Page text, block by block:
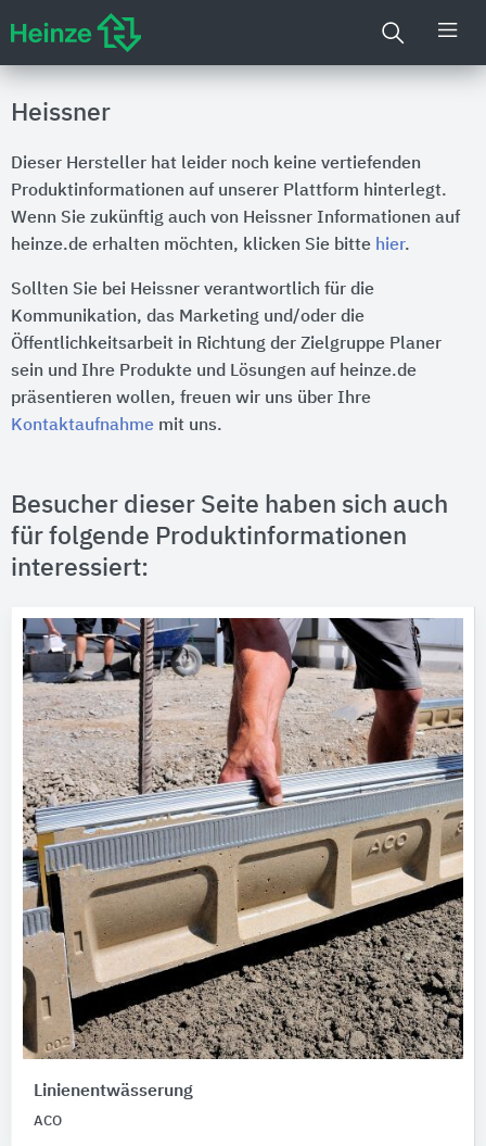
Heissner
Dieser Hersteller hat leider noch keine vertiefenden
Produktinformationen auf unserer Plattform hinterlegt.
Wenn Sie zukünftig auch von Heissner Informationen auf
heinze.de erhalten möchten, klicken Sie bitte hier.
Sollten Sie bei Heissner verantwortlich für die
Kommunikation, das Marketing und/oder die
Öffentlichkeitsarbeit in Richtung der Zielgruppe Planer
sein und Ihre Produkte und Lösungen auf heinze.de
präsentieren wollen, freuen wir uns über Ihre
Kontaktaufnahme mit uns.
Besucher dieser Seite haben sich auch
für folgende Produktinformationen
interessiert:
Linienentwässerung
ACO